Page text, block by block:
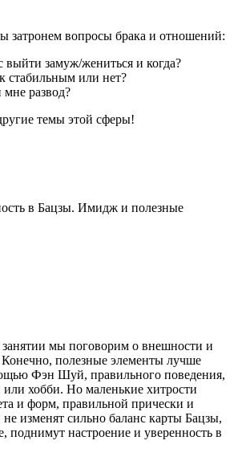
затронем вопросы брака и отношений:
выйти замуж/жениться и когда?
стабильным или нет?
развод?
темы этой сферы!
в Бацзы. Имидж и полезные
мы поговорим о внешности и
полезные элементы лучше
Фэн Шуй, правильного поведения,
хобби. Но маленькие хитрости
и форм, правильной прически и
не изменят сильно баланс карты Бацзы,
поднимут настроение и уверенность в